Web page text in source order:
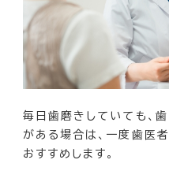
毎日歯磨きしていても、
がある場合は、一度歯医
おすすめします。